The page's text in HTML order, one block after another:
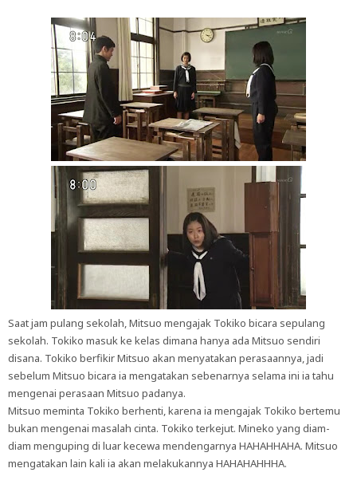
Saat jam pulang sekolah, Mitsuo mengajak Tokiko bicara sepulang
sekolah. Tokiko masuk ke kelas dimana hanya ada Mitsuo sendiri
disana. Tokiko berfikir Mitsuo akan menyatakan perasaannya, jadi
sebelum Mitsuo bicara ia mengatakan sebenarnya selama ini ia tahu
mengenai perasaan Mitsuo padanya.
Mitsuo meminta Tokiko berhenti, karena ia mengajak Tokiko bertemu
bukan mengenai masalah cinta. Tokiko terkejut. Mineko yang diam-
diam menguping di luar kecewa mendengarnya HAHAHHAHA. Mitsuo
mengatakan lain kali ia akan melakukannya HAHAHAHHHA.